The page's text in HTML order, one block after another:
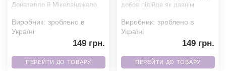
Донателло й Мікеланджело,
пошуків опинилис
Виробник: зроблено в
Україні
149 грн.
ПЕРЕЙТИ ДО ТОВАРУ
добре підійде як давнім
знайомиться з
Виробник: зроблено в
Україні
149 грн.
ПЕРЕЙТИ ДО ТОВАРУ